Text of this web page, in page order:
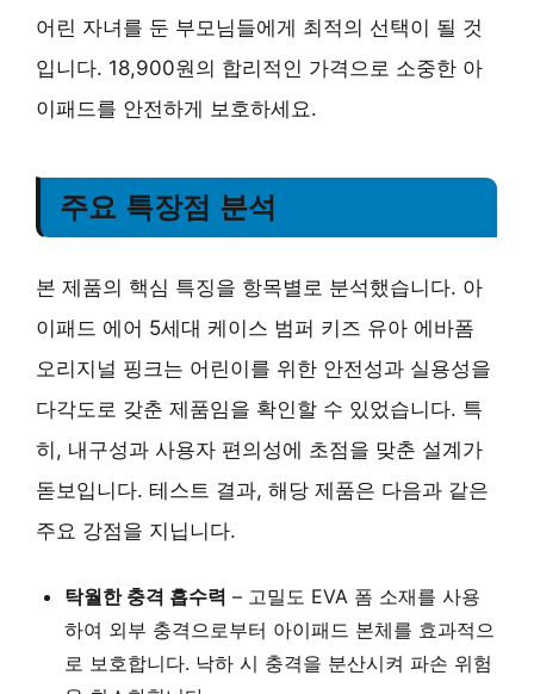
어린 자녀를 둔 부모님들에게 최적의 선택이 될 것
입니다. 18,900원의 합리적인 가격으로 소중한 아
이패드를 안전하게 보호하세요.
주요 특장점 분석
본 제품의 핵심 특징을 항목별로 분석했습니다. 아
이패드 에어 5세대 케이스 범퍼 키즈 유아 에바폼
오리지널 핑크는 어린이를 위한 안전성과 실용성을
다각도로 갖춘 제품임을 확인할 수 있었습니다. 특
히, 내구성과 사용자 편의성에 초점을 맞춘 설계가
돋보입니다. 테스트 결과, 해당 제품은 다음과 같은
주요 강점을 지닙니다.
탁월한 충격 흡수력 – 고밀도 EVA 폼 소재를 사용
하여 외부 충격으로부터 아이패드 본체를 효과적으
로 보호합니다. 낙하 시 충격을 분산시켜 파손 위험